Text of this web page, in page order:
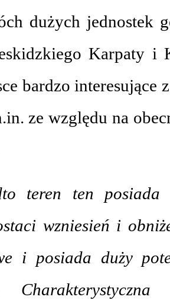
dużych jednostek
Karpaty i
bardzo interesujące
ze względu na
teren ten posiada
wzniesień i
i posiada duży